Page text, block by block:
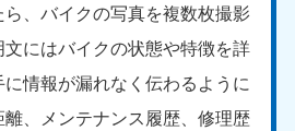
、バイクの写真を複数枚撮影
文にはバイクの状態や特徴を詳
情報が漏れなく伝わるように
離、メンテナンス履歴、修理歴